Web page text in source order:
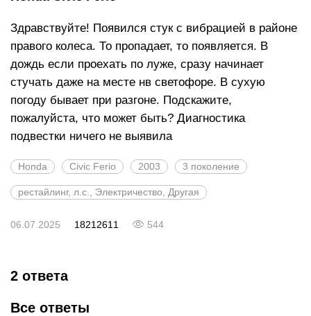
Здравствуйте! Появился стук с вибрацией в районе
правого колеса. То пропадает, то появляется. В
дождь если проехать по луже, сразу начинает
стучать даже на месте нв светофоре. В сухую
погоду бывает при разгоне. Подскажите,
пожалуйста, что может быть? Диагностика
подвестки ничего не выявила
Honda Civic Ferio 2003 3 поколение
рестайлинг, л.с., Электричество, Другая
06.07.2025 18212611 544
2 ответа
Все ответы